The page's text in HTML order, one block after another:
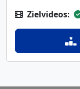
Zielvideos: